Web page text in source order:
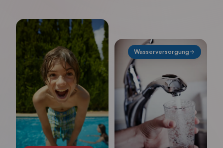
Wasserversorgung